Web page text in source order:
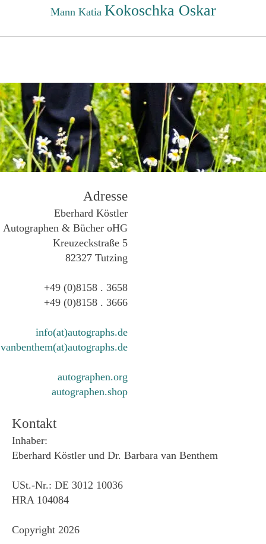
Mann Katia Kokoschka Oskar
Adresse
Eberhard Köstler
Autographen & Bücher oHG
Kreuzeckstraße 5
82327 Tutzing
+49 (0)8158 . 3658
+49 (0)8158 . 3666
info(at)autographs.de
vanbenthem(at)autographs.de
autographen.org
autographen.shop
Kontakt
Inhaber:
Eberhard Köstler und Dr. Barbara van Benthem
USt.-Nr.: DE 3012 10036
HRA 104084
Copyright 2026